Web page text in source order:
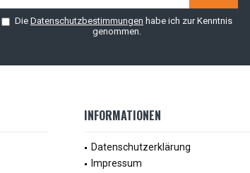
Die Datenschutzbestimmungen habe ich zur Kenntnis
genommen.
INFORMATIONEN
Datenschutzerklärung
Impressum